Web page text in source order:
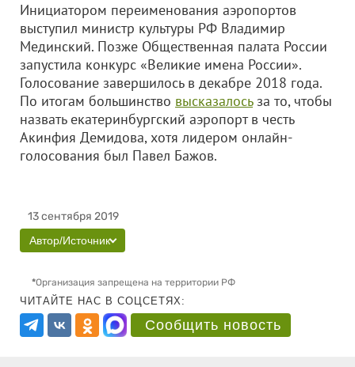
Инициатором переименования аэропортов
выступил министр культуры РФ Владимир
Мединский. Позже Общественная палата России
запустила конкурс «Великие имена России».
Голосование завершилось в декабре 2018 года.
По итогам большинство высказалосьза то, чтобы
назвать екатеринбургский аэропорт в честь
Акинфия Демидова, хотя лидером онлайн-
голосования был Павел Бажов.
13 сентября 2019
Автор/Источник
*Организация запрещена на территории РФ
ЧИТАЙТЕ НАС В СОЦСЕТЯХ:
Сообщить новость